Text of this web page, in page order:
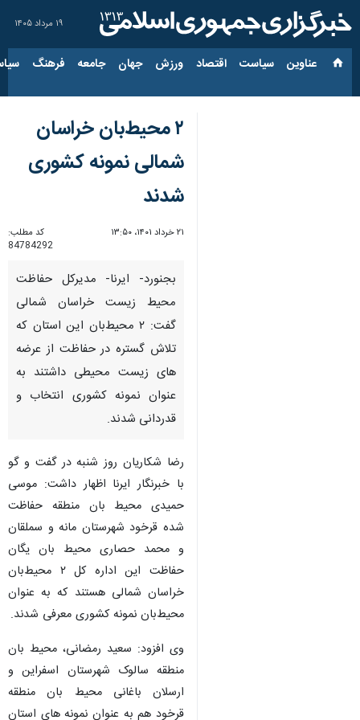
۱۹ مرداد ۱۴۰۵
عناوین‌ سیاست اقتصاد ورزش جهان جامعه فرهنگ
۲ محیط‌بان خراسان
شمالی نمونه کشوری
شدند
۲۱ خرداد ۱۴۰۱، ۱۳:۵۰
کد مطلب:
84784292
بجنورد- ایرنا- مدیرکل حفاظت
محیط زیست خراسان شمالی
گفت: ۲ محیط‌بان این استان که
تلاش گستره در حفاظت از عرضه
های زیست محیطی داشتند به
عنوان نمونه کشوری انتخاب و
قدردانی شدند.
رضا شکاریان روز شنبه در گفت و گو
با خبرنگار ایرنا اظهار داشت: موسی
حمیدی محیط بان منطقه حفاظت
شده قرخود شهرستان مانه و سملقان
و محمد حصاری محیط بان یگان
حفاظت این اداره کل ۲ محیط‌بان
خراسان شمالی هستند که به عنوان
محیط‌بان نمونه کشوری معرفی شدند.
وی افزود: سعید رمضانی، محیط بان
منطقه سالوک شهرستان اسفراین و
ارسلان باغانی محیط بان منطقه
قرخود هم به عنوان نمونه های استان